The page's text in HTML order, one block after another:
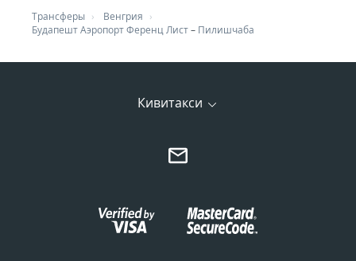
Трансферы
Венгрия
Будапешт Аэропорт Ференц Лист– Пилишчаба
Кивитакси